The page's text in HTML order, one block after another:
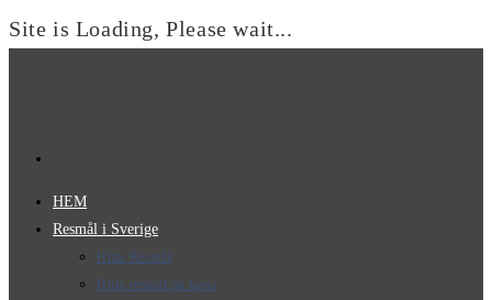
Site is Loading, Please wait...
HEM
Resmål i Sverige
Hitta Resmål
Hitta resmål på karta